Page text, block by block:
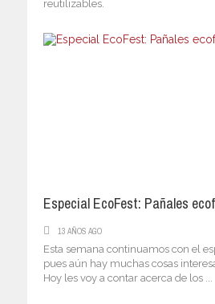
reutilizables.
Especial EcoFest: Pañales
13 AÑOS AGO
Esta semana continuamos con el
pues aún hay muchas cosas
Hoy les voy a contar acerca de los ...